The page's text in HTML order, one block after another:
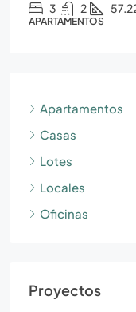
3 2
APARTAMENTOS
Apartamentos
Casas
Lotes
Locales
Oficinas
Proyectos